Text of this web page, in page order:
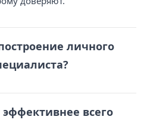
личного
всего